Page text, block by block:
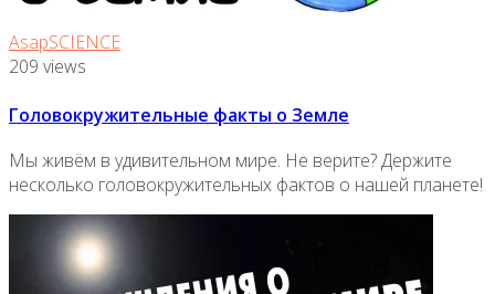
AsapSCIENCE
209 views
Головокружительные факты о Земле
Мы живём в удивительном мире. Не верите? Держите
несколько головокружительных фактов о нашей планете!